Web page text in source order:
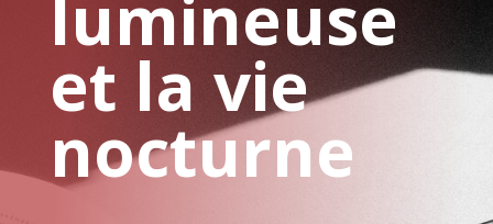
lumineuse
et la vie
nocturne